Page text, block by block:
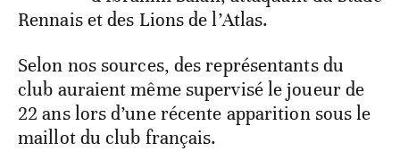
Rennais et des Lions de l’Atlas.
Selon nos sources, des représentants du
club auraient même supervisé le joueur de
22 ans lors d’une récente apparition sous le
maillot du club français.